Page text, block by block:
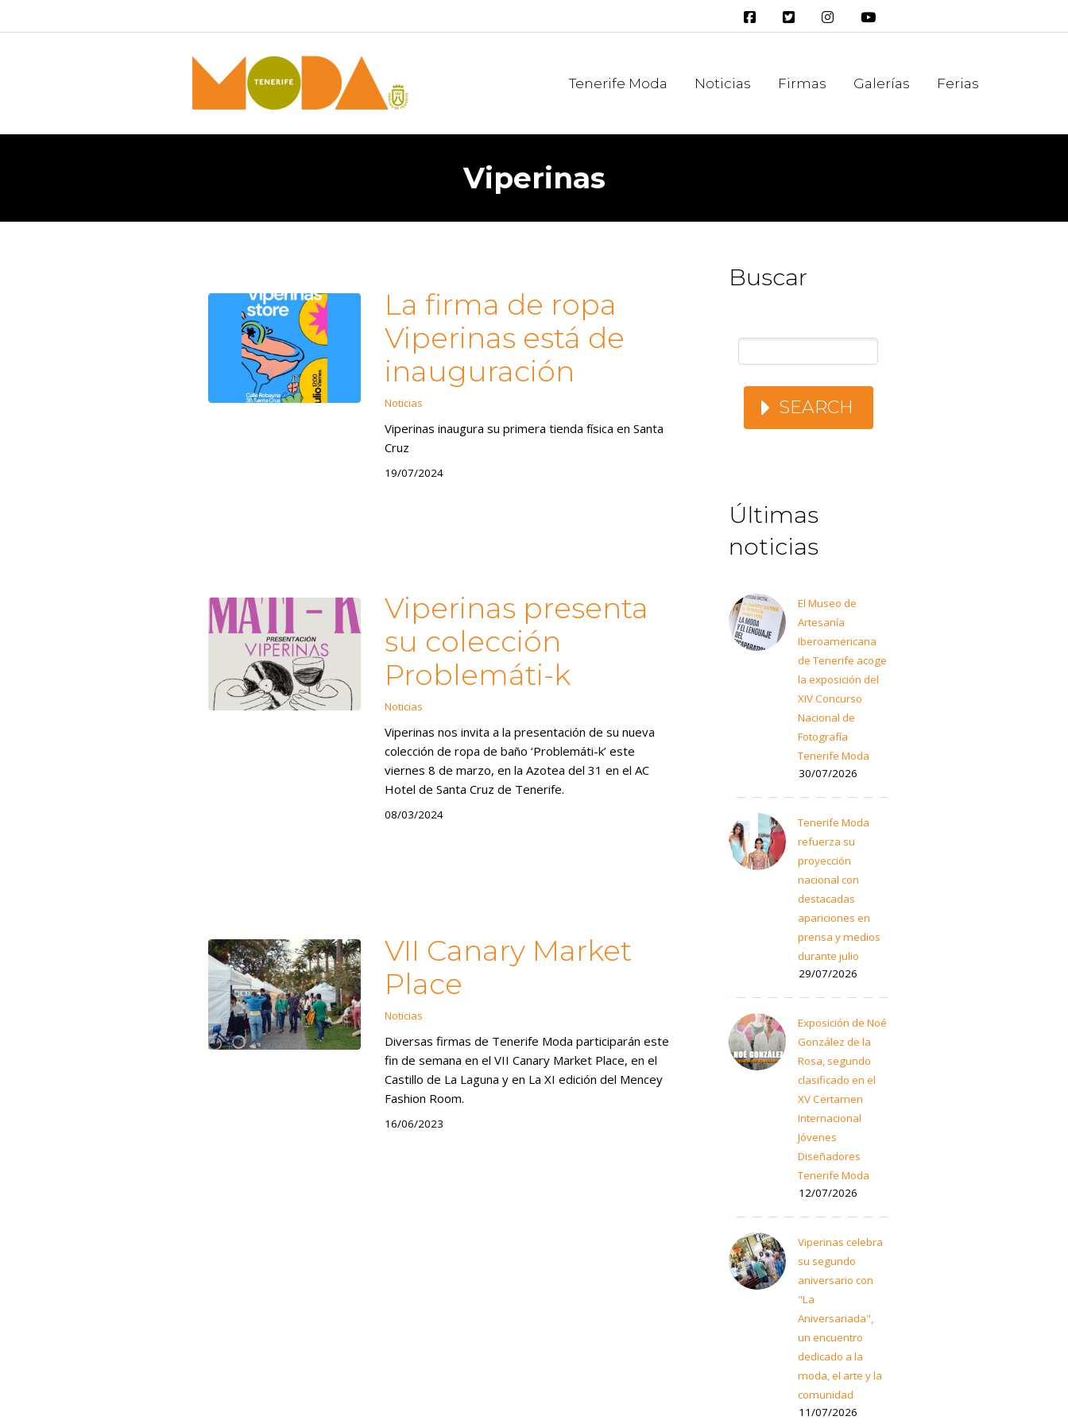
Tenerife Moda Noticias Firmas Galerías Ferias
Viperinas
La firma de ropa
Viperinas está de
inauguración
Noticias
Viperinas inaugura su primera tienda física en Santa
Cruz
19/07/2024
Viperinas presenta
su colección
Problemáti-k
Noticias
Viperinas nos invita a la presentación de su nueva
colección de ropa de baño ‘Problemáti-k’ este
viernes 8 de marzo, en la Azotea del 31 en el AC
Hotel de Santa Cruz de Tenerife.
08/03/2024
VII Canary Market
Place
Noticias
Diversas firmas de Tenerife Moda participarán este
fin de semana en el VII Canary Market Place, en el
Castillo de La Laguna y en La XI edición del Mencey
Fashion Room.
16/06/2023
Buscar
SEARCH
Últimas
noticias
El Museo de
Artesanía
Iberoamericana
de Tenerife acoge
la exposición del
XIV Concurso
Nacional de
Fotografía
Tenerife Moda
30/07/2026
Tenerife Moda
refuerza su
proyección
nacional con
destacadas
apariciones en
prensa y medios
durante julio
29/07/2026
Exposición de Noé
González de la
Rosa, segundo
clasificado en el
XV Certamen
Internacional
Jóvenes
Diseñadores
Tenerife Moda
12/07/2026
Viperinas celebra
su segundo
aniversario con
"La
Aniversariada",
un encuentro
dedicado a la
moda, el arte y la
comunidad
11/07/2026